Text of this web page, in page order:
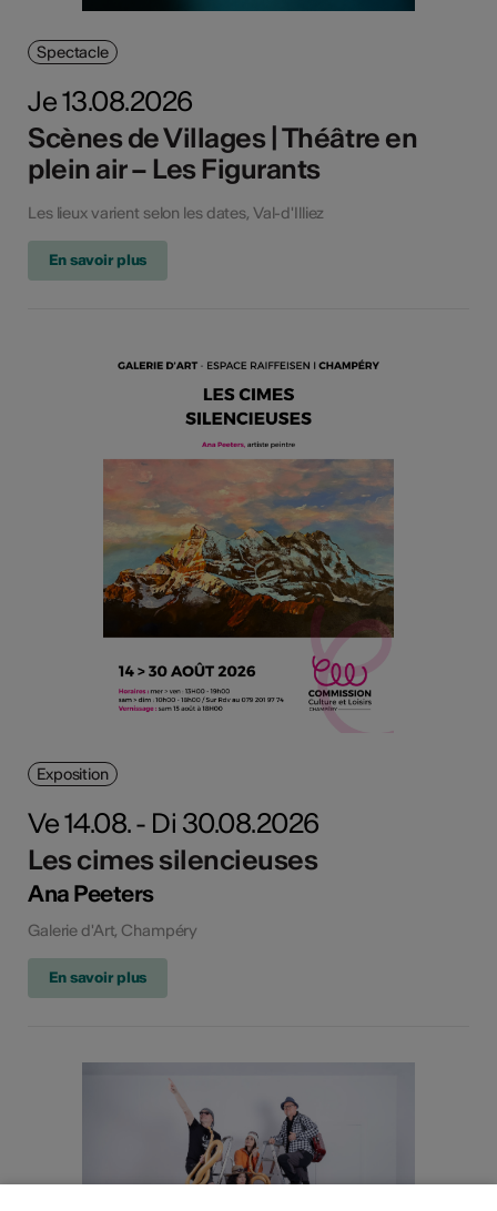
Spectacle
Je 13.08.2026
Scènes de Villages | Théâtre en
plein air – Les Figurants
Les lieux varient selon les dates, Val-d'Illiez
En savoir plus
Exposition
Ve 14.08. - Di 30.08.2026
Les cimes silencieuses
Ana Peeters
Galerie d'Art, Champéry
En savoir plus